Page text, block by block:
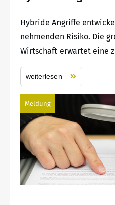
Hybride Angriffe
nehmenden Risiko. Die
Wirtschaft erwartet eine
weiterlesen
Meldung